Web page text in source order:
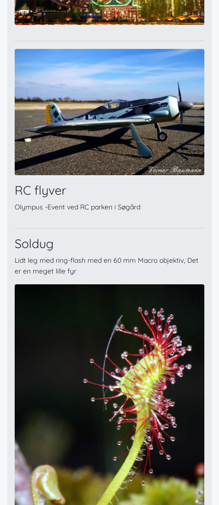
RC flyver
Olympus -Event ved RC parken i Søgård
Soldug
Lidt leg med ring-flash med en 60 mm Macro objektiv, Det
er en meget lille fyr